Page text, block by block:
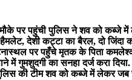
पर पहुंची पुलिस ने शव को कब्जे
हैमलेट, देशी कट्टा का बैरल, दो
पर पहुँचे मृतक के पिता
का सनहा दर्ज करा
की टीम शव को कब्जे में लेकर